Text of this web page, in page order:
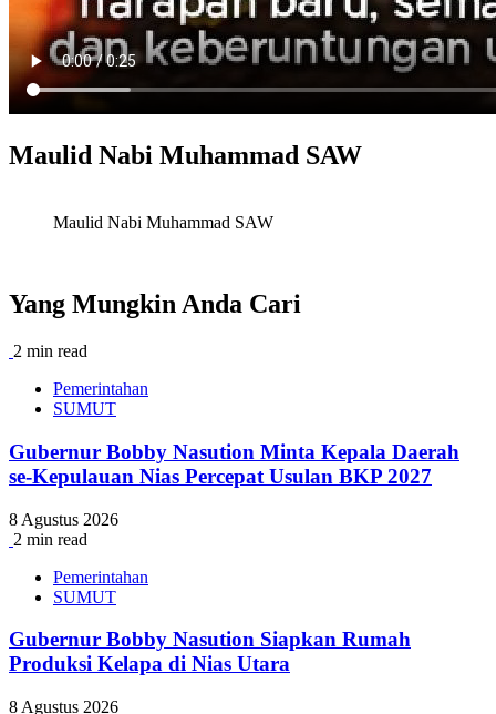
Maulid Nabi Muhammad SAW
Maulid Nabi Muhammad SAW
Yang Mungkin Anda Cari
2 min read
Pemerintahan
SUMUT
Gubernur Bobby Nasution Minta Kepala Daerah
se-Kepulauan Nias Percepat Usulan BKP 2027
8 Agustus 2026
2 min read
Pemerintahan
SUMUT
Gubernur Bobby Nasution Siapkan Rumah
Produksi Kelapa di Nias Utara
8 Agustus 2026